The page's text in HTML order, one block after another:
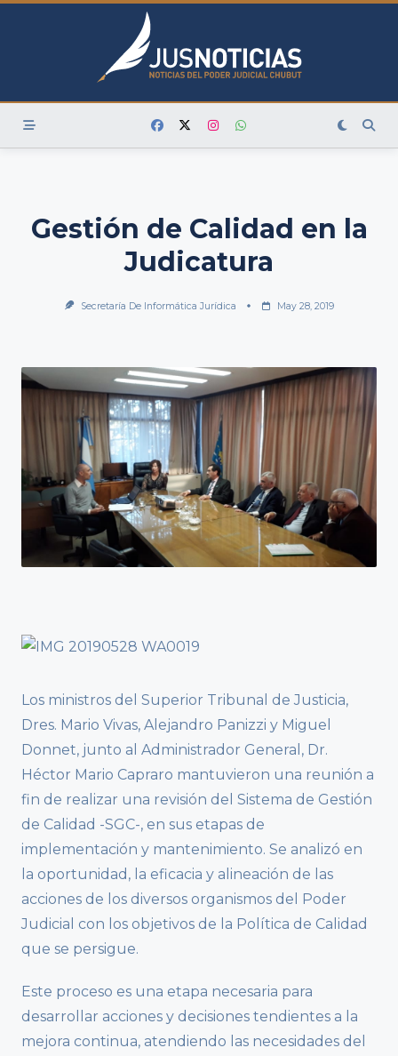
Skip
Gestión de Calidad en la
Judicatura
Secretaría De Informática Jurídica May 28, 2019
Los ministros del Superior Tribunal de Justicia,
Dres. Mario Vivas, Alejandro Panizzi y Miguel
Donnet, junto al Administrador General, Dr.
Héctor Mario Capraro mantuvieron una reunión a
fin de realizar una revisión del Sistema de Gestión
de Calidad -SGC-, en sus etapas de
implementación y mantenimiento. Se analizó en
la oportunidad, la eficacia y alineación de las
acciones de los diversos organismos del Poder
Judicial con los objetivos de la Política de Calidad
que se persigue.
Este proceso es una etapa necesaria para
desarrollar acciones y decisiones tendientes a la
mejora continua, atendiendo las necesidades del